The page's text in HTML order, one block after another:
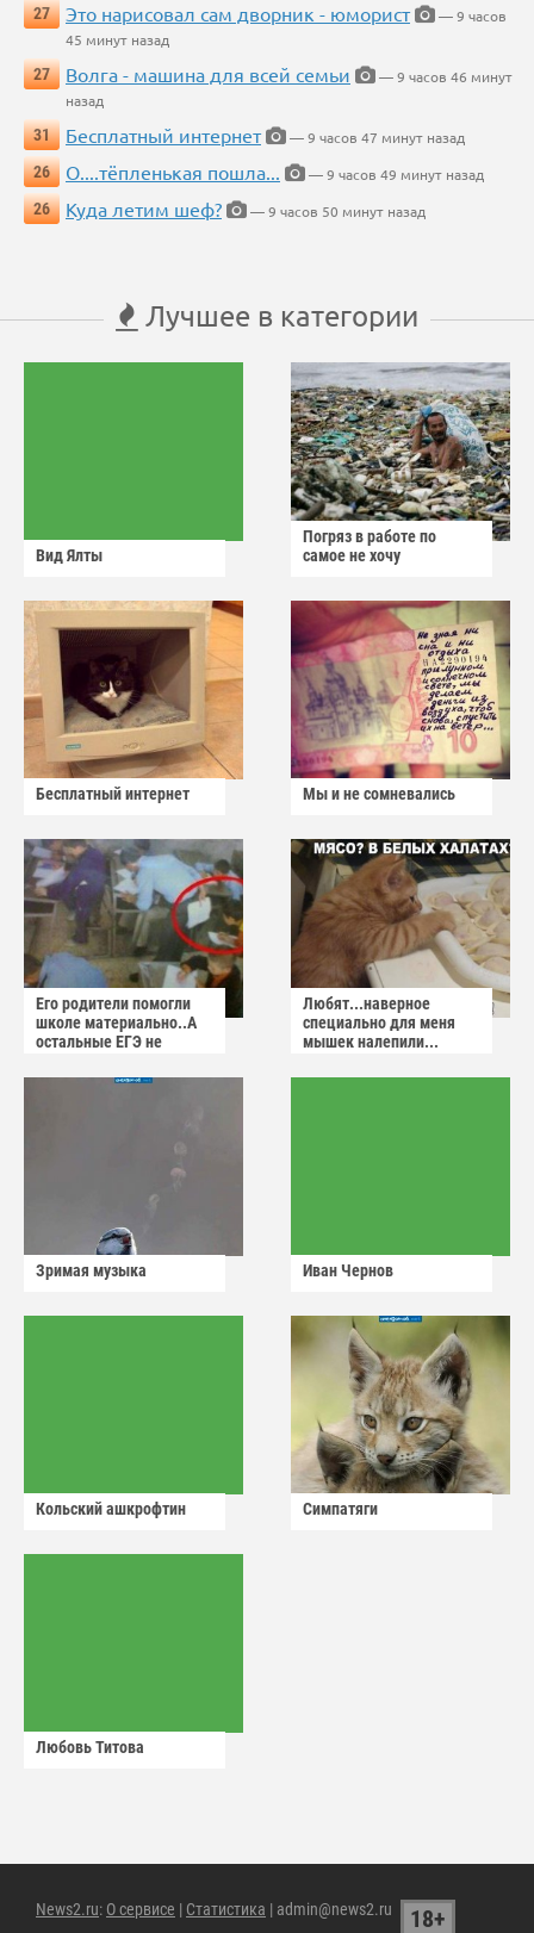
27
Это нарисовал сам дворник - юморист
— 9 часов
45 минут назад
27
Волга - машина для всей семьи
— 9 часов 46 минут
назад
31
Бесплатный интернет
— 9 часов 47 минут назад
26
О....тёпленькая пошла...
— 9 часов 49 минут назад
26
Куда летим шеф? — 9 часов 50 минут назад
Лучшее в категории
Вид Ялты
Погряз в работе по
самое не хочу
Бесплатный интернет Мы и не сомневались
Его родители помогли
школе материально..А
остальные ЕГЭ не
Любят...наверное
специально для меня
мышек налепили...
Зримая музыка Иван Чернов
Кольский ашкрофтин Симпатяги
Любовь Титова
News2.ru: О сервисе | Статистика | admin@news2.ru 18+